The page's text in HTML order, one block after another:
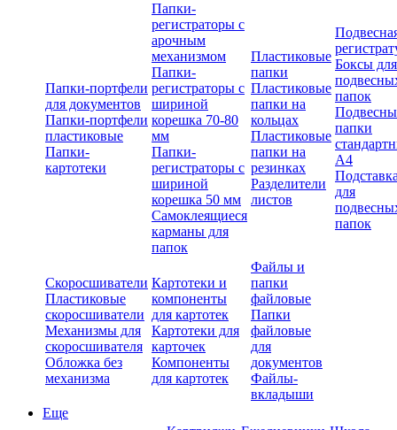
Папки-портфели
для документов
Папки-портфели
пластиковые
Папки-
картотеки
Папки-
регистраторы с
арочным
механизмом
Папки-
регистраторы с
шириной
корешка 70-80
мм
Папки-
регистраторы с
шириной
корешка 50 мм
Самоклеящиеся
карманы для
папок
Пластиковые
папки
Пластиковые
папки на
кольцах
Пластиковые
папки на
резинках
Разделители
листов
Боксы для
папок
папки
А4
для
папок
Скоросшиватели
Пластиковые
скоросшиватели
Механизмы для
скоросшивателя
Обложка без
механизма
Картотеки и
компоненты
для картотек
Картотеки для
карточек
Компоненты
для картотек
Файлы и
папки
файловые
Папки
файловые
для
документов
Файлы-
вкладыши
Еще